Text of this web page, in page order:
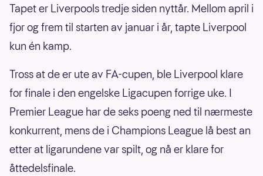
Tapet er Liverpools tredje siden nyttår. Mellom april i
fjor og frem til starten av januar i år, tapte Liverpool
kun én kamp.
Tross at de er ute av FA-cupen, ble Liverpool klare
for finale i den engelske Ligacupen forrige uke. I
Premier League har de seks poeng ned til nærmeste
konkurrent, mens de i Champions League lå best an
etter at ligarundene var spilt, og nå er klare for
åttedelsfinale.